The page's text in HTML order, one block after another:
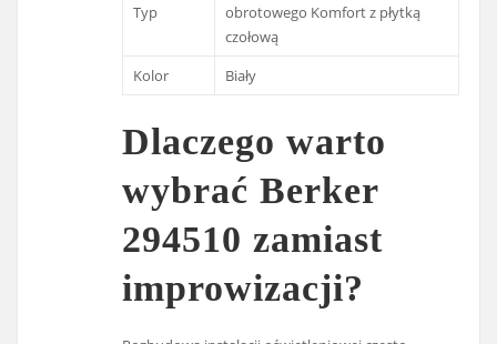
Typ
obrotowego Komfort z płytką
czołową
Kolor
Biały
Dlaczego warto
wybrać Berker
294510 zamiast
improwizacji?